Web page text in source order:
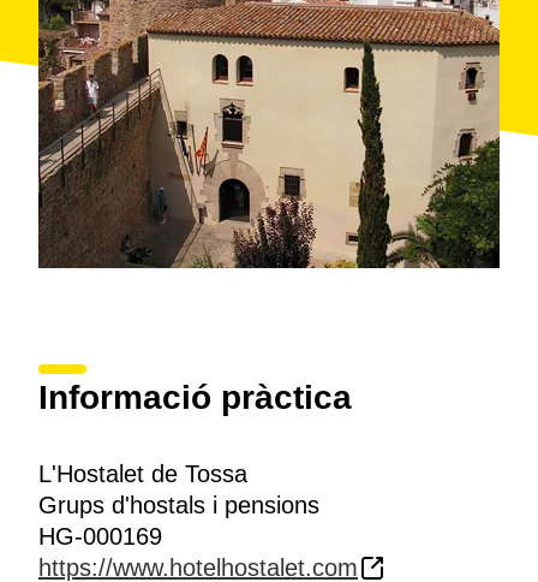
Informació pràctica
L'Hostalet de Tossa
Grups d'hostals i pensions
HG-000169
https://www.hotelhostalet.com